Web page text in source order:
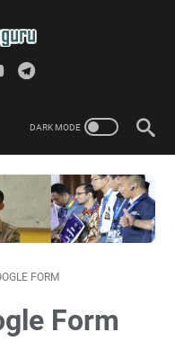
FORM
Form